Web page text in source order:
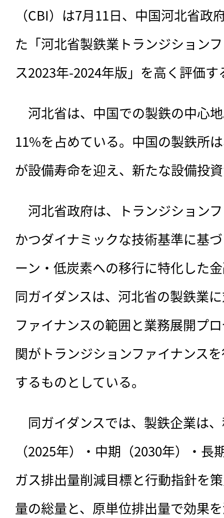
（CBI）は7月11日、中国河北省政
た「河北省製鉄業トランジション
ス2023年-2024年版」を高く評価
河北省は、中国での製鉄の中心
11%を占めている。中国の製鉄所
が設備寿命を迎え、新たな設備投
河北省政府は、
トランジション
かつダイナミックな技術基準に基
ーン・低炭素への移行に特化した
同ガイダンスは、河北省の製鉄業
ファイナンスの範囲と業務展開プ
関がトランジションファイナンス
するものとしている。
同ガイダンスでは、製鉄企業は
（2025年）・中期（2030年）・
ガス排出量削減目標と行動指針を
量の総量と、原単位排出量で効果